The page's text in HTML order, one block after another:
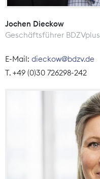
Jochen Dieckow
Geschäftsführer BDZVplus
E-Mail: dieckow@bdzv.de
T. +49 (0)30 726298-242